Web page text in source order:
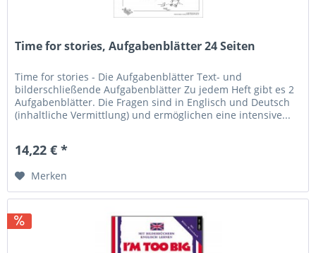
Time for stories, Aufgabenblätter 24 Seiten
Time for stories - Die Aufgabenblätter Text- und
bilderschließende Aufgabenblätter Zu jedem Heft gibt es 2
Aufgabenblätter. Die Fragen sind in Englisch und Deutsch
(inhaltliche Vermittlung) und ermöglichen eine intensive...
14,22 € *
Merken